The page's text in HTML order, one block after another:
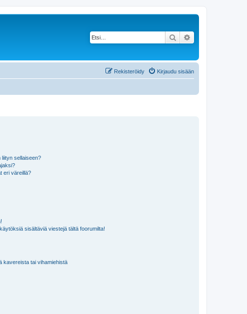
Etsi
Kirjaudu sisään
Rekisteröidy
sellaiseen?
eri väreillä?
sisältäviä viestejä tältä foorumilta!
kavereista tai vihamiehistä